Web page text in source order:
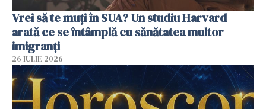
Vrei să te muți în SUA? Un studiu Harvard
arată ce se întâmplă cu sănătatea multor
imigranți
26 IULIE 2026